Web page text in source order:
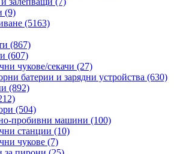
(9)
(5163)
(867)
(607)
чукове/секачи (27)
батерии и зарядни устройства (630)
(892)
(504)
пробивни машини (100)
станции (10)
чукове (7)